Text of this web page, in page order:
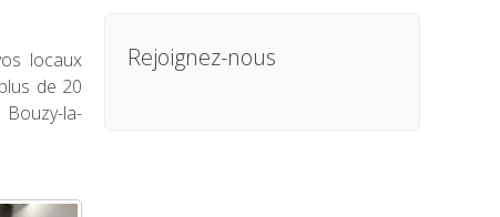
locaux
de 20
la-
Rejoignez-nous